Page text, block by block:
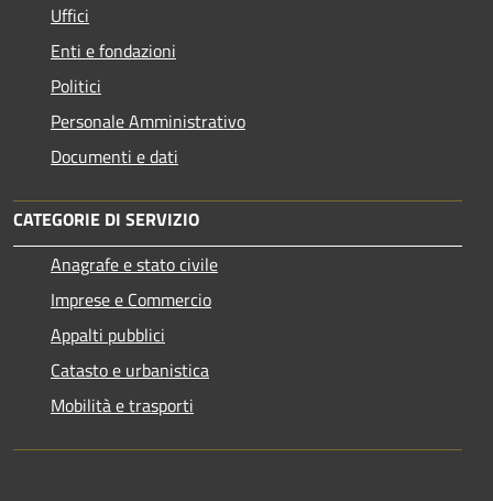
Uffici
Enti e fondazioni
Politici
Personale Amministrativo
Documenti e dati
CATEGORIE DI SERVIZIO
Anagrafe e stato civile
Imprese e Commercio
Appalti pubblici
Catasto e urbanistica
Mobilità e trasporti